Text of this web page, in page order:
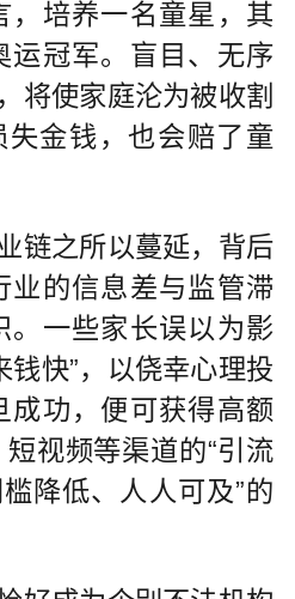
，培养一名童星，其
运冠军。盲目、无序
将使家庭沦为被收割
失金钱，也会赔了童
链之所以蔓延，背后
业的信息差与监管滞
。一些家长误以为影
钱快”，以侥幸心理投
成功，便可获得高额
视频等渠道的“引流
降低、人人可及”的